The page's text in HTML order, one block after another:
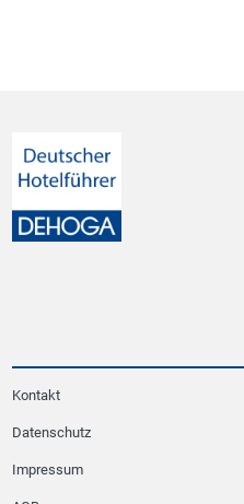
Kontakt
Datenschutz
Impressum